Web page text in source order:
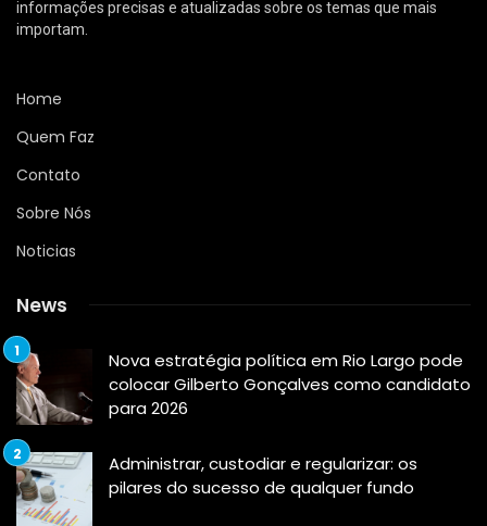
informações precisas e atualizadas sobre os temas que mais
importam.
Home
Quem Faz
Contato
Sobre Nós
Noticias
News
Nova estratégia política em Rio Largo pode
colocar Gilberto Gonçalves como candidato
para 2026
Administrar, custodiar e regularizar: os
pilares do sucesso de qualquer fundo